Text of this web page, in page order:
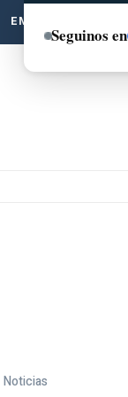
EMPRENDE VERDE
Noticias
Seguinos en